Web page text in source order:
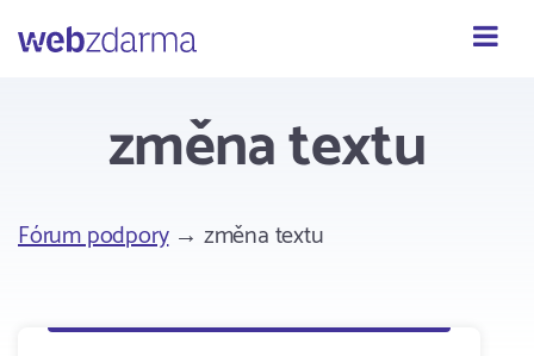
Webzdarma
změna textu
Fórum podpory→ změna textu